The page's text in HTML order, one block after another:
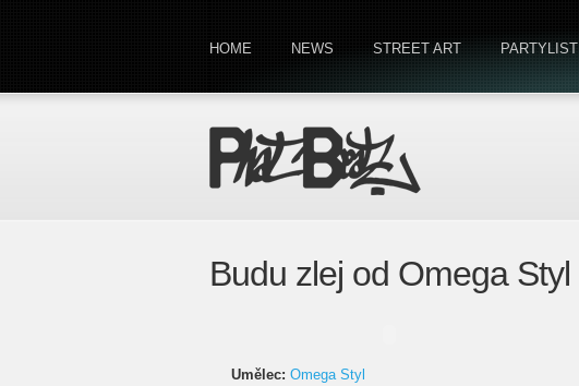
HOME NEWS STREET ART PARTYLIST
Budu zlej od Omega Styl
Umělec: Omega Styl